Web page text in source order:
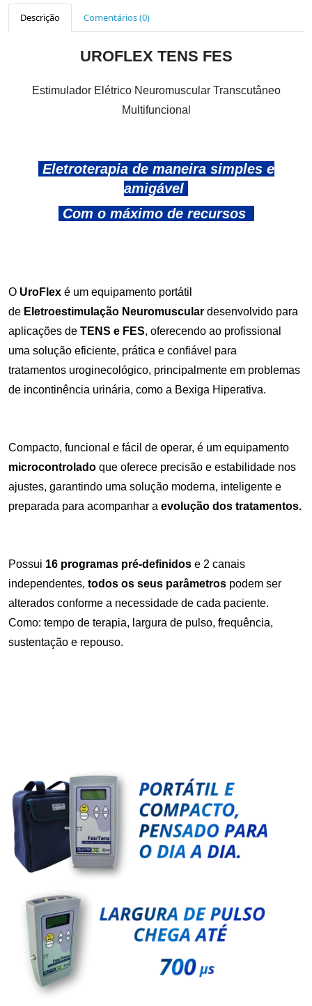
Descrição Comentários (0)
UROFLEX TENS FES
Estimulador Elétrico Neuromuscular Transcutâneo
Multifuncional
Eletroterapia de maneira simples e
amigável
Com o máximo de recursos
O UroFlex é um equipamento portátil
de Eletroestimulação Neuromuscular desenvolvido para
aplicações de TENS e FES, oferecendo ao profissional
uma solução eficiente, prática e confiável para
tratamentos uroginecológico, principalmente em problemas
de incontinência urinária, como a Bexiga Hiperativa.
Compacto, funcional e fácil de operar, é um equipamento
microcontrolado que oferece precisão e estabilidade nos
ajustes, garantindo uma solução moderna, inteligente e
preparada para acompanhar a evolução dos tratamentos.
Possui 16 programas pré-definidos e 2 canais
independentes, todos os seus parâmetros podem ser
alterados conforme a necessidade de cada paciente.
Como: tempo de terapia, largura de pulso, frequência,
sustentação e repouso.